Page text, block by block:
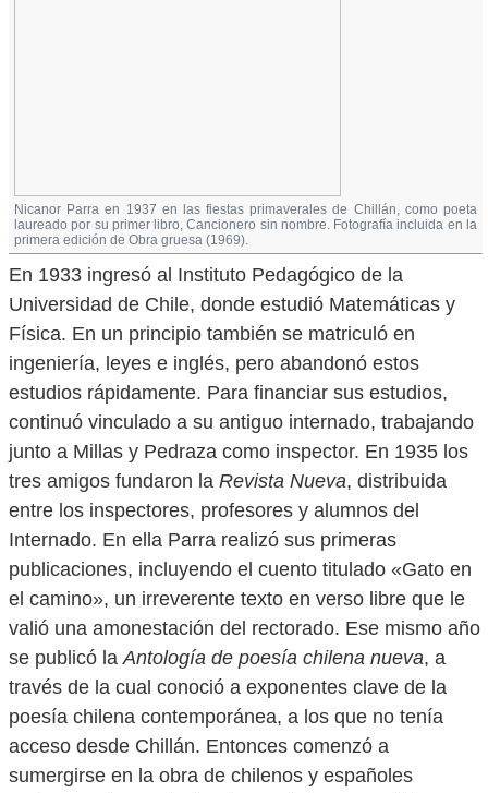
Nicanor Parra en 1937 en las fiestas primaverales de Chillán, como poeta
laureado por su primer libro, Cancionero sin nombre. Fotografía incluida en la
primera edición de Obra gruesa (1969).
En 1933 ingresó al Instituto Pedagógico de la
Universidad de Chile, donde estudió Matemáticas y
Física. En un principio también se matriculó en
ingeniería, leyes e inglés, pero abandonó estos
estudios rápidamente. Para financiar sus estudios,
continuó vinculado a su antiguo internado, trabajando
junto a Millas y Pedraza como inspector. En 1935 los
tres amigos fundaron la Revista Nueva, distribuida
entre los inspectores, profesores y alumnos del
Internado. En ella Parra realizó sus primeras
publicaciones, incluyendo el cuento titulado «Gato en
el camino», un irreverente texto en verso libre que le
valió una amonestación del rectorado. Ese mismo año
se publicó laAntología de poesía chilena nueva, a
través de la cual conoció a exponentes clave de la
poesía chilena contemporánea, a los que no tenía
acceso desde Chillán. Entonces comenzó a
sumergirse en la obra de chilenos y españoles